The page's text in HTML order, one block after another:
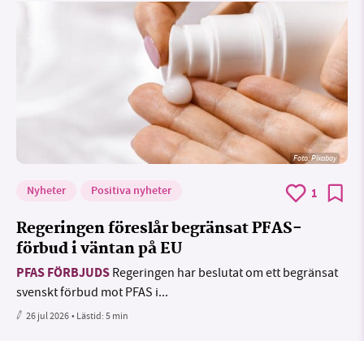
Foto:Pixabay
Nyheter Positiva nyheter 1
Regeringen föreslår begränsat PFAS-
förbud i väntan på EU
PFAS FÖRBJUDS Regeringen har beslutat om ett begränsat
svenskt förbud mot PFAS i...
26 jul 2026• Lästid:5 min